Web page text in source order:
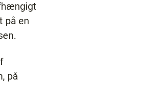
på en
på